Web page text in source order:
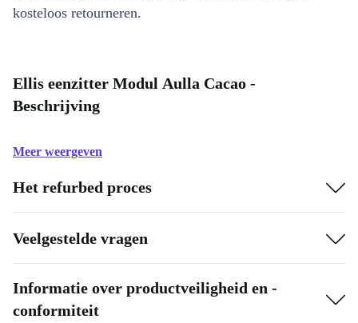
kosteloos retourneren.
Ellis eenzitter Modul Aulla Cacao -
Beschrijving
Meer weergeven
Het refurbed proces
Veelgestelde vragen
Informatie over productveiligheid en -
conformiteit